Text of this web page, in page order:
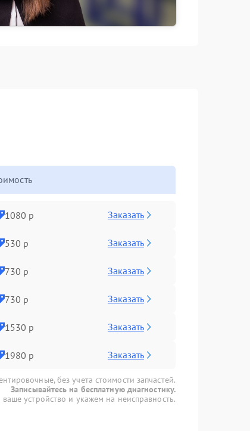
1080 р Заказать
530 р Заказать
730 р Заказать
730 р Заказать
1530 р Заказать
1980 р Заказать
без учета стоимости запчастей.
Записывайтесь на бесплатную диагностику.
устройство и укажем на неисправность.